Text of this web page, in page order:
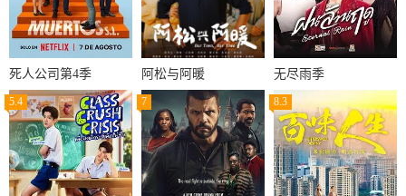
死人公司第4季 阿松与阿暖 无尽雨季
5.4 7 8.3